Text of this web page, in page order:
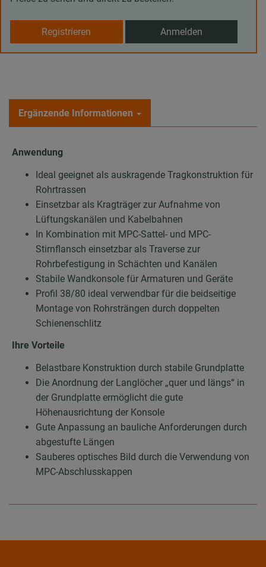
Registrieren Anmelden
Ergänzende Informationen
Anwendung
Ideal geeignet als auskragende Tragkonstruktion für
Rohrtrassen
Einsetzbar als Kragträger zur Aufnahme von
Lüftungskanälen und Kabelbahnen
In Kombination mit MPC-Sattel- und MPC-
Stirnflansch einsetzbar als Traverse zur
Rohrbefestigung in Schächten und Kanälen
Stabile Wandkonsole für Armaturen und Geräte
Profil 38/80 ideal verwendbar für die beidseitige
Montage von Rohrsträngen durch doppelten
Schienenschlitz
Ihre Vorteile
Belastbare Konstruktion durch stabile Grundplatte
Die Anordnung der Langlöcher „quer und längs“ in
der Grundplatte ermöglicht die gute
Höhenausrichtung der Konsole
Gute Anpassung an bauliche Anforderungen durch
abgestufte Längen
Sauberes optisches Bild durch die Verwendung von
MPC-Abschlusskappen